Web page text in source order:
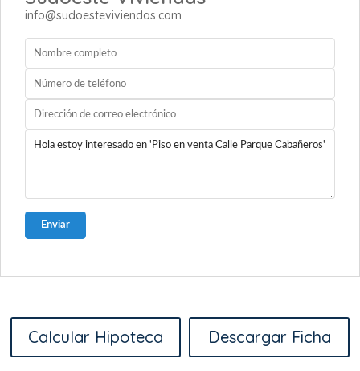
info@sudoesteviviendas.com
Enviar
Calcular Hipoteca Descargar Ficha